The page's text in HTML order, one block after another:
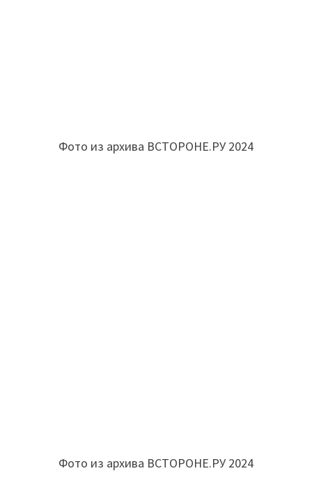
Фото из архива ВСТОРОНЕ.РУ 2024
Фото из архива ВСТОРОНЕ.РУ 2024